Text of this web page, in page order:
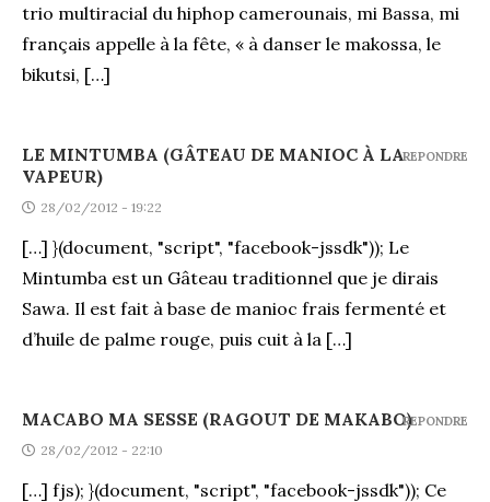
trio multiracial du hiphop camerounais, mi Bassa, mi
français appelle à la fête, « à danser le makossa, le
bikutsi, […]
LE MINTUMBA (GÂTEAU DE MANIOC À LA
VAPEUR)
28/02/2012 - 19:22
[…] }(document, "script", "facebook-jssdk")); Le
Mintumba est un Gâteau traditionnel que je dirais
Sawa. Il est fait à base de manioc frais fermenté et
d’huile de palme rouge, puis cuit à la […]
REPONDRE
MACABO MA SESSE (RAGOUT DE MAKABO)
28/02/2012 - 22:10
[…] fjs); }(document, "script", "facebook-jssdk")); Ce
REPONDRE